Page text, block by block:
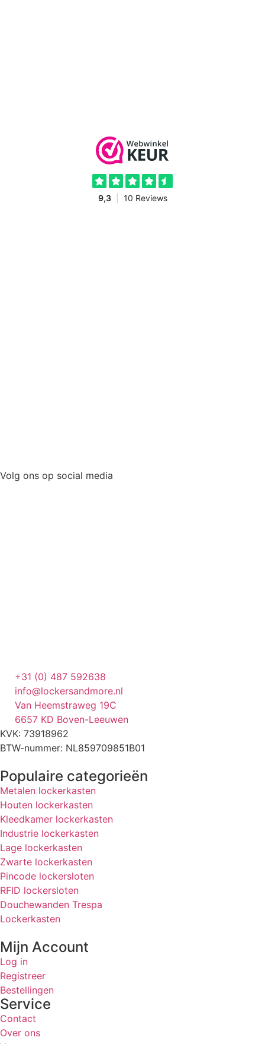
Volg ons op social media
+31 (0) 487 592638
info@lockersandmore.nl
Van Heemstraweg 19C
6657 KD Boven-Leeuwen
KVK: 73918962
BTW-nummer: NL859709851B01
Populaire categorieën
Metalen lockerkasten
Houten lockerkasten
Kleedkamer lockerkasten
Industrie lockerkasten
Lage lockerkasten
Zwarte lockerkasten
Pincode lockersloten
RFID lockersloten
Douchewanden Trespa
Lockerkasten
Mijn Account
Log in
Registreer
Bestellingen
Service
Contact
Over ons